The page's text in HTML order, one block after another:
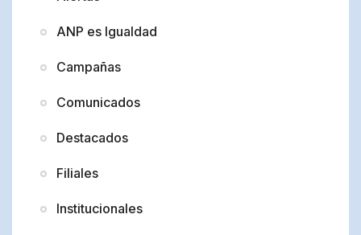
ANP es Igualdad
Campañas
Comunicados
Destacados
Filiales
Institucionales